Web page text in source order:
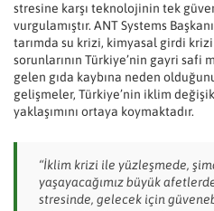
stresine karşı teknolojinin tek
vurgulamıştır. ANT Systems
tarımda su krizi, kimyasal girdi
sorunlarının Türkiye’nin gayri safi
gelen gıda kaybına neden
gelişmeler, Türkiye’nin iklim
yaklaşımını ortaya koymaktadır.
“İklim krizi ile yüzleşmede,
yaşayacağımız büyük
stresinde, gelecek için